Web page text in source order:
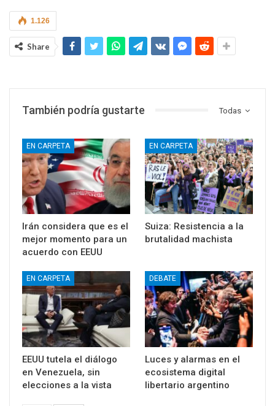
1.126
Share
Todas
También podría gustarte
EN CARPETA
Irán considera que es el
mejor momento para un
acuerdo con EEUU
EN CARPETA
Suiza: Resistencia a la
brutalidad machista
EN CARPETA
EEUU tutela el diálogo
en Venezuela, sin
elecciones a la vista
DEBATE
Luces y alarmas en el
ecosistema digital
libertario argentino